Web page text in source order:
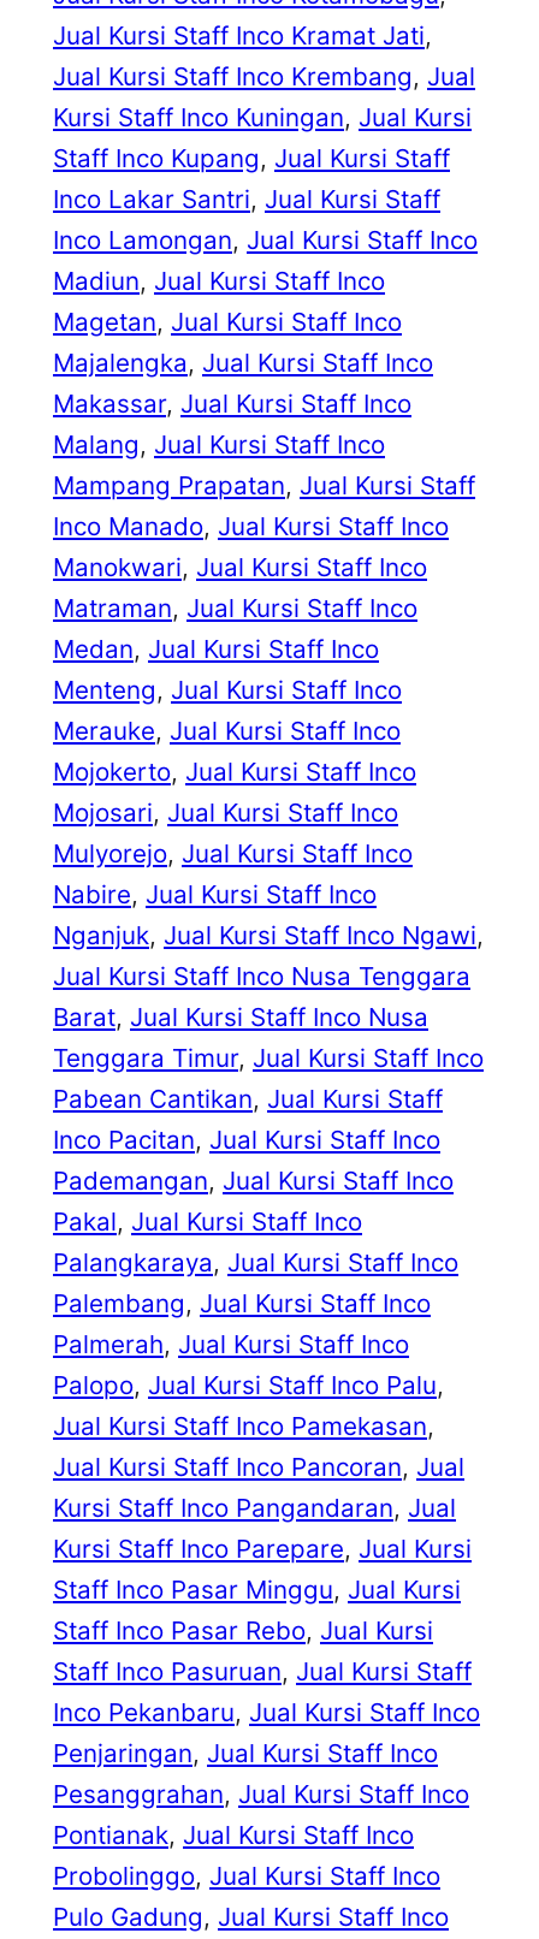
Jual Kursi Staff Inco Kramat Jati
Jual Kursi Staff Inco Krembang, Jual
Kursi Staff Inco Kuningan, Jual Kursi
Staff Inco Kupang, Jual Kursi Staff
Inco Lakar Santri, Jual Kursi Staff
Inco Lamongan, Jual Kursi Staff Inco
Madiun, Jual Kursi Staff Inco
Magetan, Jual Kursi Staff Inco
Majalengka, Jual Kursi Staff Inco
Makassar, Jual Kursi Staff Inco
Malang, Jual Kursi Staff Inco
Mampang Prapatan, Jual Kursi Staff
Inco Manado, Jual Kursi Staff Inco
Manokwari, Jual Kursi Staff Inco
Matraman, Jual Kursi Staff Inco
Medan, Jual Kursi Staff Inco
Menteng, Jual Kursi Staff Inco
Merauke, Jual Kursi Staff Inco
Mojokerto, Jual Kursi Staff Inco
Mojosari, Jual Kursi Staff Inco
Mulyorejo, Jual Kursi Staff Inco
Nabire, Jual Kursi Staff Inco
Nganjuk, Jual Kursi Staff Inco Ngawi
Jual Kursi Staff Inco Nusa Tenggara
Barat, Jual Kursi Staff Inco Nusa
Tenggara Timur, Jual Kursi Staff Inco
Pabean Cantikan, Jual Kursi Staff
Inco Pacitan, Jual Kursi Staff Inco
Pademangan, Jual Kursi Staff Inco
Pakal, Jual Kursi Staff Inco
Palangkaraya, Jual Kursi Staff Inco
Palembang, Jual Kursi Staff Inco
Palmerah, Jual Kursi Staff Inco
Palopo, Jual Kursi Staff Inco Palu
Jual Kursi Staff Inco Pamekasan
Jual Kursi Staff Inco Pancoran, Jual
Kursi Staff Inco Pangandaran, Jual
Kursi Staff Inco Parepare, Jual Kursi
Staff Inco Pasar Minggu, Jual Kursi
Staff Inco Pasar Rebo, Jual Kursi
Staff Inco Pasuruan, Jual Kursi Staff
Inco Pekanbaru, Jual Kursi Staff Inco
Penjaringan, Jual Kursi Staff Inco
Pesanggrahan, Jual Kursi Staff Inco
Pontianak, Jual Kursi Staff Inco
Probolinggo, Jual Kursi Staff Inco
Pulo Gadung, Jual Kursi Staff Inco